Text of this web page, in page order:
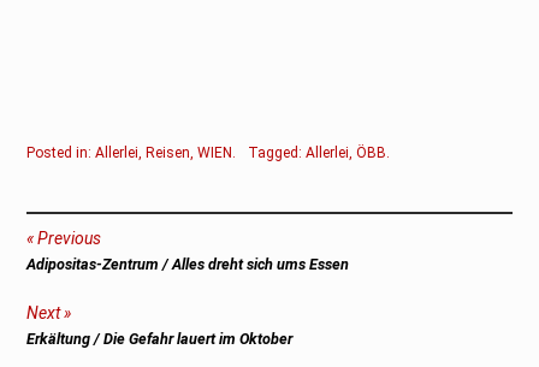
Posted in:Allerlei,Reisen,WIEN. Tagged:Allerlei,ÖBB.
Beitragsnavigation
Previous
Previous
Adipositas-Zentrum / Alles dreht sich ums Essen
Next
Next
Erkältung / Die Gefahr lauert im Oktober